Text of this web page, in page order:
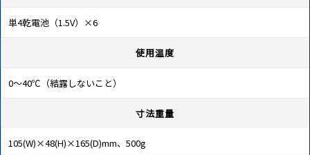
単4乾電池（1.5V）×6
使用温度
0～40℃（結露しないこと）
寸法重量
105(W)×48(H)×165(D)mm、500g